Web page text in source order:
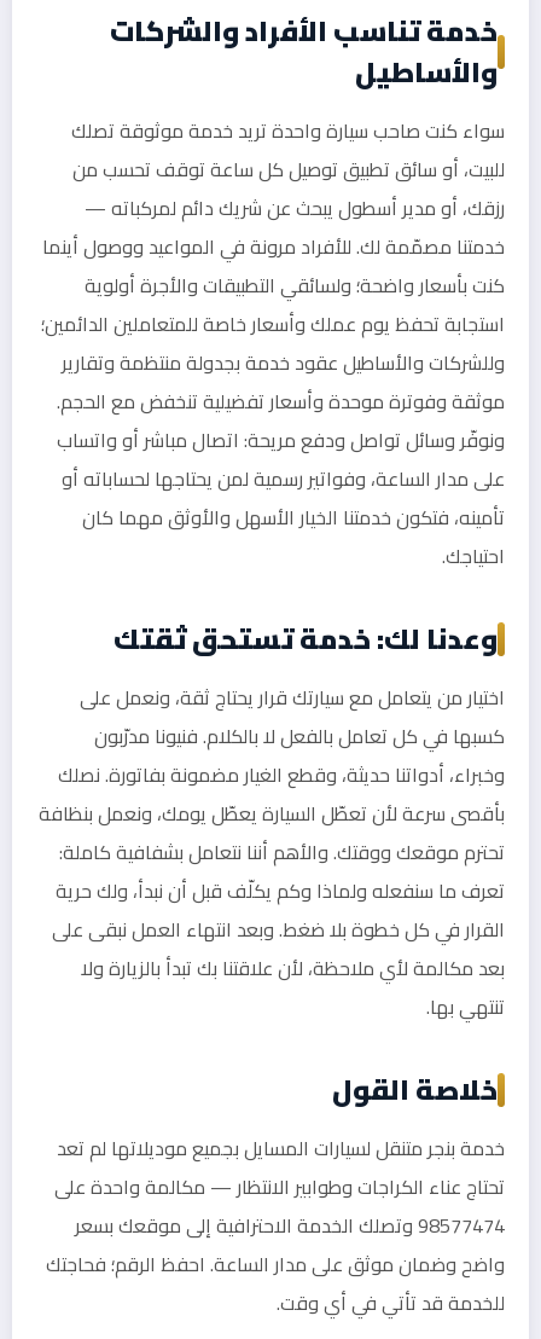
خدمة تناسب الأفراد والشركات
والأساطيل
سواء كنت صاحب سيارة واحدة تريد خدمة موثوقة تصلك
للبيت، أو سائق تطبيق توصيل كل ساعة توقف تحسب من
رزقك، أو مدير أسطول يبحث عن شريك دائم لمركباته —
خدمتنا مصمّمة لك. للأفراد مرونة في المواعيد ووصول أينما
كنت بأسعار واضحة؛ ولسائقي التطبيقات والأجرة أولوية
استجابة تحفظ يوم عملك وأسعار خاصة للمتعاملين الدائمين؛
وللشركات والأساطيل عقود خدمة بجدولة منتظمة وتقارير
موثقة وفوترة موحدة وأسعار تفضيلية تنخفض مع الحجم.
ونوفّر وسائل تواصل ودفع مريحة: اتصال مباشر أو واتساب
على مدار الساعة، وفواتير رسمية لمن يحتاجها لحساباته أو
تأمينه، فتكون خدمتنا الخيار الأسهل والأوثق مهما كان
احتياجك.
وعدنا لك: خدمة تستحق ثقتك
اختيار من يتعامل مع سيارتك قرار يحتاج ثقة، ونعمل على
كسبها في كل تعامل بالفعل لا بالكلام. فنيونا مدرّبون
وخبراء، أدواتنا حديثة، وقطع الغيار مضمونة بفاتورة. نصلك
بأقصى سرعة لأن تعطّل السيارة يعطّل يومك، ونعمل بنظافة
تحترم موقعك ووقتك. والأهم أننا نتعامل بشفافية كاملة:
تعرف ما سنفعله ولماذا وكم يكلّف قبل أن نبدأ، ولك حرية
القرار في كل خطوة بلا ضغط. وبعد انتهاء العمل نبقى على
بعد مكالمة لأي ملاحظة، لأن علاقتنا بك تبدأ بالزيارة ولا
تنتهي بها.
خلاصة القول
خدمة بنجر متنقل لسيارات المسايل بجميع موديلاتها لم تعد
تحتاج عناء الكراجات وطوابير الانتظار — مكالمة واحدة على
98577474 وتصلك الخدمة الاحترافية إلى موقعك بسعر
واضح وضمان موثق على مدار الساعة. احفظ الرقم؛ فحاجتك
للخدمة قد تأتي في أي وقت.